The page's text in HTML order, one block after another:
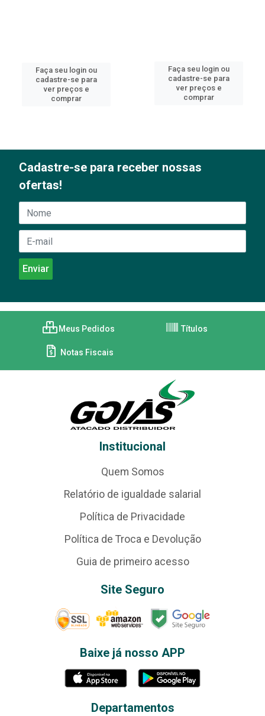
Faça seu login ou
cadastre-se para
ver preços e
comprar
Faça seu login ou
cadastre-se para
ver preços e
comprar
Cadastre-se para receber nossas
ofertas!
Meus Pedidos Títulos
Notas Fiscais
Institucional
Quem Somos
Relatório de igualdade salarial
Política de Privacidade
Política de Troca e Devolução
Guia de primeiro acesso
Site Seguro
Baixe já nosso APP
Departamentos